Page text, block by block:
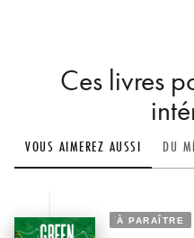
Ces livres
VOUS AIMEREZ AUSSI DU
À PARAÎTRE